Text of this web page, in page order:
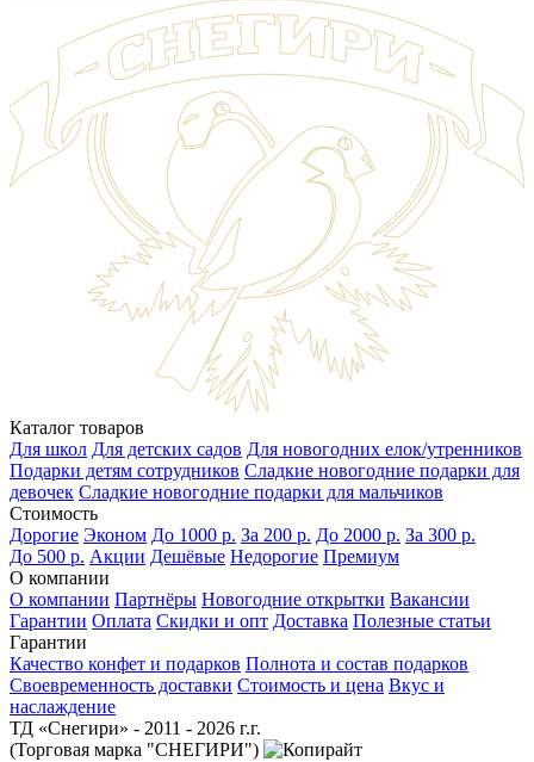
Каталог товаров
Для школ Для детских садов Для новогодних елок/утренников
Подарки детям сотрудников Сладкие новогодние подарки для
девочек Сладкие новогодние подарки для мальчиков
Стоимость
Дорогие Эконом До 1000 р. За 200 р. До 2000 р. За 300 р.
До 500 р. Акции Дешёвые Недорогие Премиум
О компании
О компании Партнёры Новогодние открытки Вакансии
Гарантии Оплата Скидки и опт Доставка Полезные статьи
Гарантии
Качество конфет и подарков Полнота и состав подарков
Своевременность доставки Стоимость и цена Вкус и
наслаждение
ТД «Снегири» - 2011 - 2026 г.г.
(Торговая марка "СНЕГИРИ")